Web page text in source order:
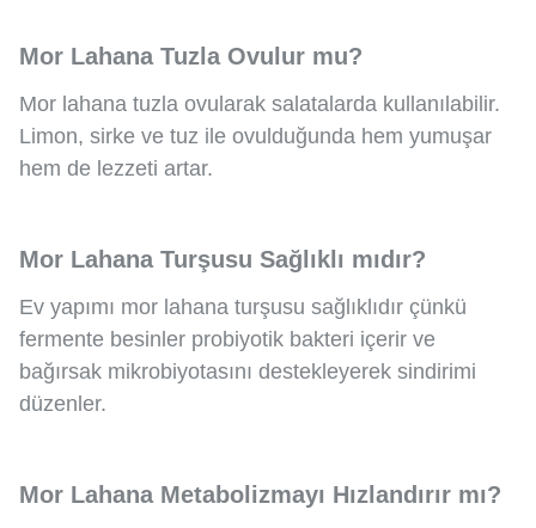
Mor Lahana Tuzla Ovulur mu?
Mor lahana tuzla ovularak salatalarda kullanılabilir.
Limon, sirke ve tuz ile ovulduğunda hem yumuşar
hem de lezzeti artar.
Mor Lahana Turşusu Sağlıklı mıdır?
Ev yapımı mor lahana turşusu sağlıklıdır çünkü
fermente besinler probiyotik bakteri içerir ve
bağırsak mikrobiyotasını destekleyerek sindirimi
düzenler.
Mor Lahana Metabolizmayı Hızlandırır mı?